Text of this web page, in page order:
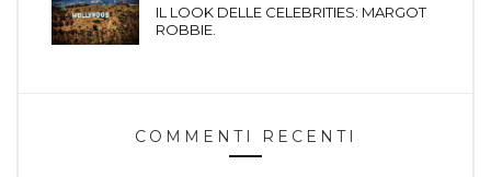
IL LOOK DELLE CELEBRITIES: MARGOT
ROBBIE.
COMMENTI RECENTI